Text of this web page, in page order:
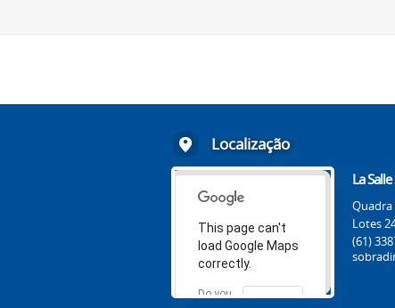
Localização
This page can't
load Google Maps
correctly.
Do you
OK
La
Quadra
Lotes
(61)